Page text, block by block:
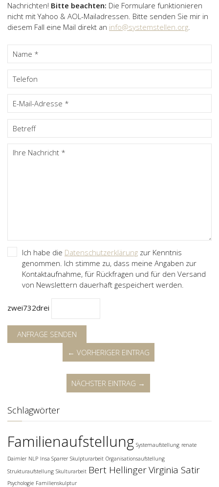
Nachrichten! Bitte beachten: Die Formulare funktionieren
nicht mit Yahoo & AOL-Mailadressen. Bitte senden Sie mir in
diesem Fall eine Mail direkt an info@systemstellen.org.
Ich habe die Datenschutzerklärung zur Kenntnis
genommen. Ich stimme zu, dass meine Angaben zur
Kontaktaufnahme, für Rückfragen und für den Versand
von Newslettern dauerhaft gespeichert werden.
zwei732drei
ANFRAGE SENDEN
← VORHERIGER EINTRAG
NÄCHSTER EINTRAG →
Schlagwörter
Familienaufstellung Systemaufstellung renate
Daimler NLP Insa Sparrer Skulpturarbeit Organisationsaufstellung
Strukturaufstellung Skulturarbeit Bert HellingerVirginia Satir
Psychologie Familienskulptur